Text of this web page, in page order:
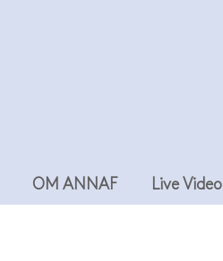
OM ANNAF Live Video